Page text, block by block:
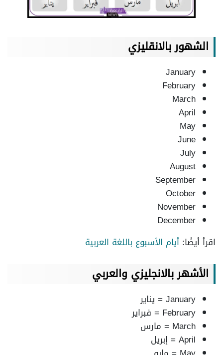
الشهور بالانقليزي
January
February
March
April
May
June
July
August
September
October
November
December
اقرأ أيضًا: أيام الأسبوع باللغة العربية
الأشهر بالانجليزي والعربي
January = يناير
February = فبراير
March = مارس
April = إبريل